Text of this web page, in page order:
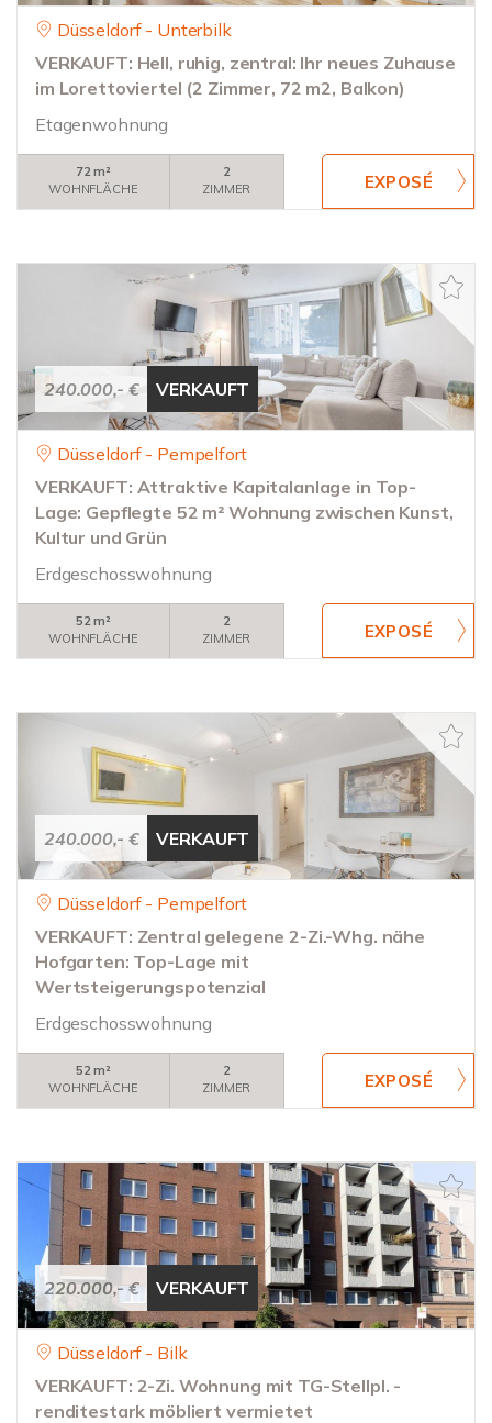
Düsseldorf - Unterbilk
VERKAUFT: Hell, ruhig, zentral: Ihr neues Zuhause
im Lorettoviertel (2 Zimmer, 72 m2, Balkon)
Etagenwohnung
72 m²
WOHNFLÄCHE
2
ZIMMER
240.000,- € VERKAUFT
Düsseldorf - Pempelfort
VERKAUFT: Attraktive Kapitalanlage in Top-
Lage: Gepflegte 52 m² Wohnung zwischen Kunst,
Kultur und Grün
Erdgeschosswohnung
52 m²
WOHNFLÄCHE
2
ZIMMER
240.000,- € VERKAUFT
Düsseldorf - Pempelfort
VERKAUFT: Zentral gelegene 2-Zi.-Whg. nähe
Hofgarten: Top-Lage mit
Wertsteigerungspotenzial
Erdgeschosswohnung
52 m²
WOHNFLÄCHE
2
ZIMMER
220.000,- € VERKAUFT
Düsseldorf - Bilk
VERKAUFT: 2-Zi. Wohnung mit TG-Stellpl. -
renditestark möbliert vermietet